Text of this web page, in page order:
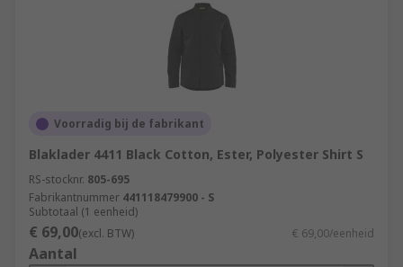
Voorradig bij de fabrikant
Blaklader 4411 Black Cotton, Ester, Polyester Shirt S
RS-stocknr. 805-695
Fabrikantnummer 441118479900 - S
Subtotaal (1 eenheid)
€ 69,00(excl. BTW) € 69,00/eenheid
Aantal